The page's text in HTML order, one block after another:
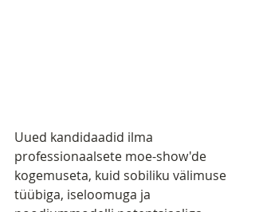
Uued kandidaadid ilma
professionaalsete moe-show'de
kogemuseta, kuid sobiliku välimuse
tüübiga, iseloomuga ja